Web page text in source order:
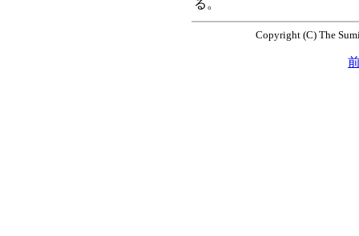
る。
Copyright (C) The